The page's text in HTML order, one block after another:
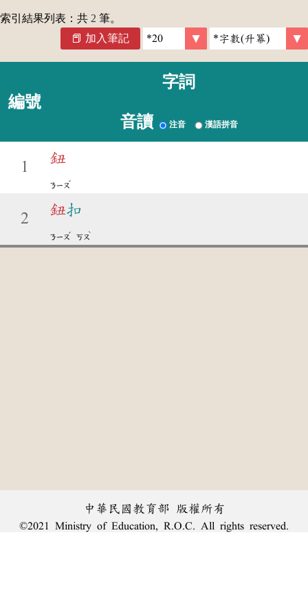
索引結果列表：共 2 筆。
加入筆記
編號
字詞
音讀 注音 漢語拼音
1
鈕
ㄋㄧㄡ
ˇ
2
鈕扣
ㄋㄧㄡ
ˇ
ㄎㄡ
ˋ
中華民國教育部 版權所有
©2021 Ministry of Education, R.O.C. All rights reserved.